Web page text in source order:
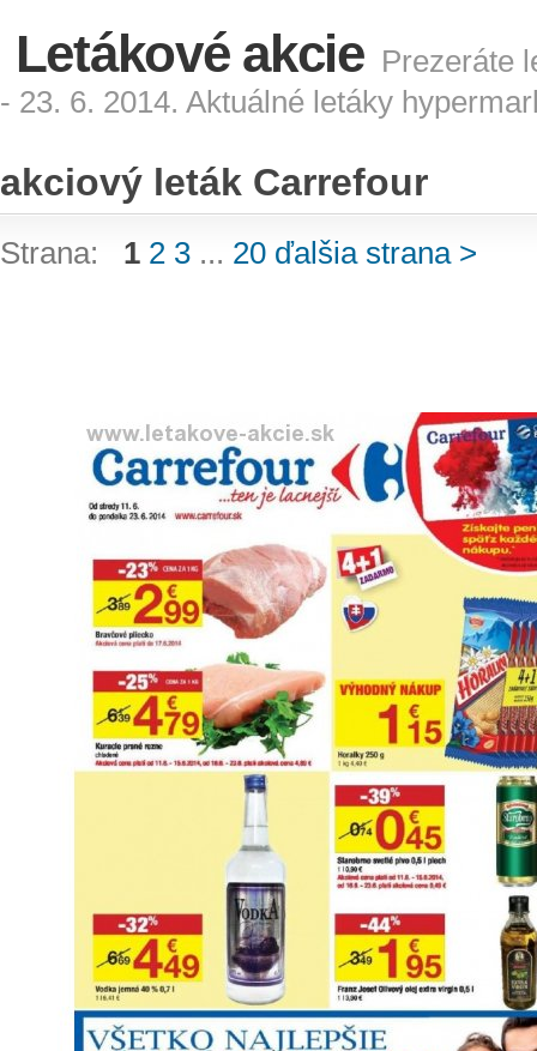
Letákové akcie Prezeráte
- 23. 6. 2014. Aktuálné letáky
akciový leták Carrefour
Strana: 1 2 3 ... 20 ďalšia strana >